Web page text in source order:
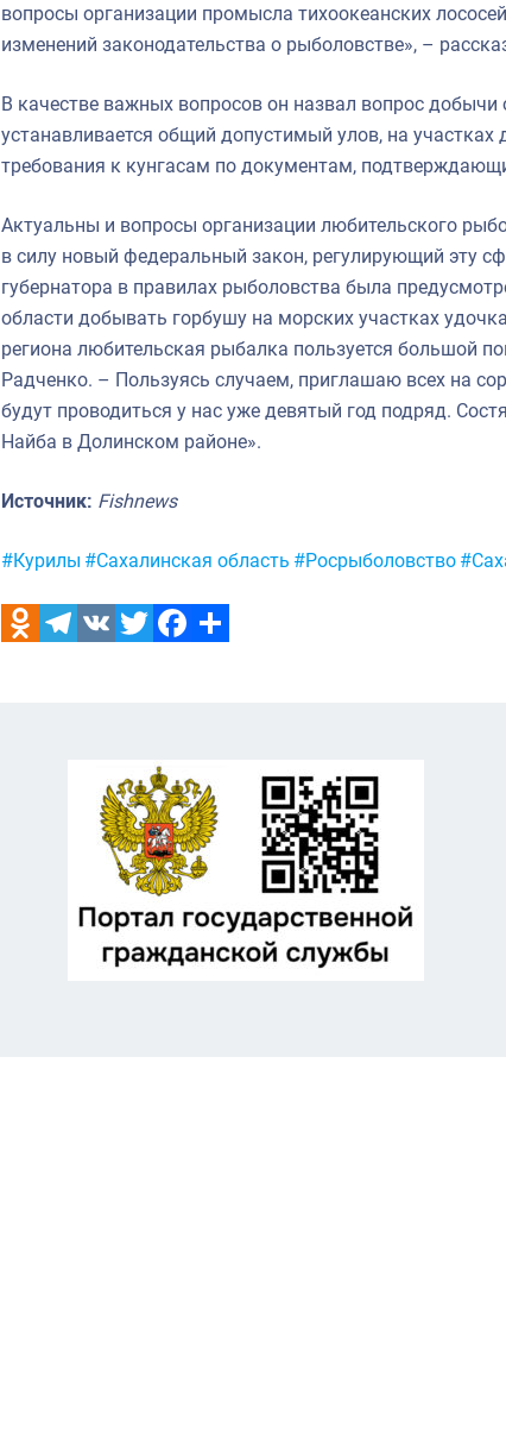
вопросы организации промысла тихоокеанских
изменений законодательства о рыболовстве», –
В качестве важных вопросов он назвал вопрос добычи
устанавливается общий допустимый улов, на
требования к кунгасам по документам,
Актуальны и вопросы организации любительского
в силу новый федеральный закон, регулирующий эту
губернатора в правилах рыболовства была
области добывать горбушу на морских участках
региона любительская рыбалка пользуется большой
Радченко. – Пользуясь случаем, приглашаю всех на
будут проводиться у нас уже девятый год подряд.
Найба в Долинском районе».
Источник: Fishnews
Метки:
#Курилы #Сахалинская область #Росрыболовство